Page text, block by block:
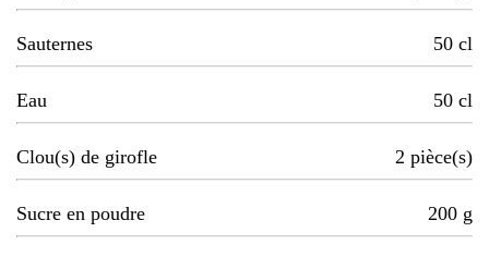
Sauternes 50 cl
Eau 50 cl
Clou(s) de girofle 2 pièce(s)
Sucre en poudre 200 g